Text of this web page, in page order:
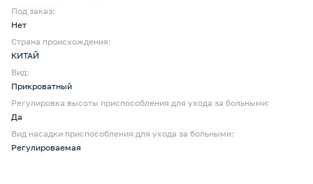
Под заказ:
Нет
Страна происхождения:
КИТАЙ
Вид:
Прикроватный
Регулировка высоты приспособления для ухода за больными:
Да
Вид насадки приспособления для ухода за больными:
Регулироваемая